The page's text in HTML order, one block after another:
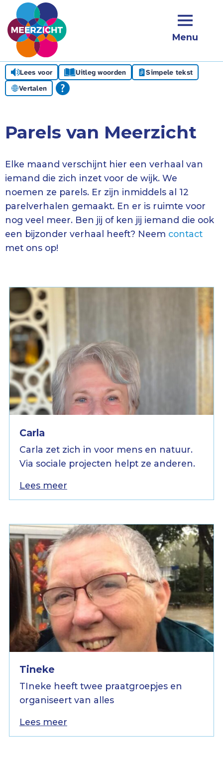
Menu
Lees voor Uitleg woorden
Simpele tekst
Vertalen
Parels van Meerzicht
Elke maand verschijnt hier een verhaal van
iemand die zich inzet voor de wijk. We
noemen ze parels. Er zijn inmiddels al 12
parelverhalen gemaakt. En er is ruimte voor
nog veel meer. Ben jij of ken jij iemand die ook
een bijzonder verhaal heeft? Neem contact
met ons op!
Carla
Carla zet zich in voor mens en natuur.
Via sociale projecten helpt ze anderen.
Lees meer
Tineke
TIneke heeft twee praatgroepjes en
organiseert van alles
Lees meer